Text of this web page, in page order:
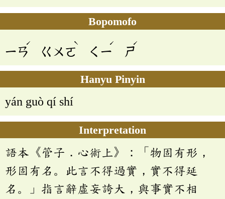
Bopomofo
ㄧㄢ
ˊ
ㄍㄨㄛ
ˋ
ㄑㄧ
ˊ
ㄕ
ˊ
Hanyu Pinyin
yán guò qí shí
Interpretation
語本《管子．心術上》：「物固有形，
形固有名。此言不得過實，實不得延
名。」指言辭虛妄誇大，與事實不相